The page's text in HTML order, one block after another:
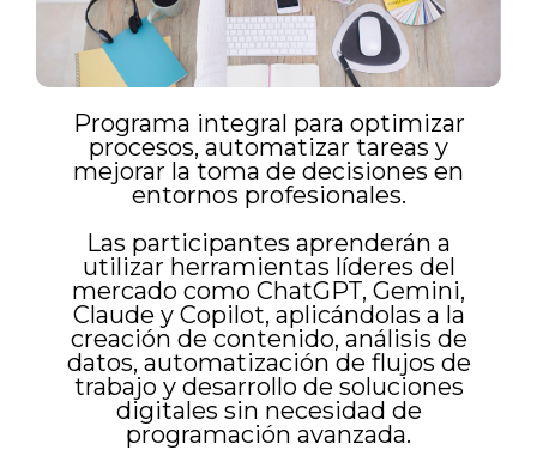
Programa integral para optimizar
procesos, automatizar tareas y
mejorar la toma de decisiones en
entornos profesionales.
Las participantes aprenderán a
utilizar herramientas líderes del
mercado como ChatGPT, Gemini,
Claude y Copilot, aplicándolas a la
creación de contenido, análisis de
datos, automatización de flujos de
trabajo y desarrollo de soluciones
digitales sin necesidad de
programación avanzada.